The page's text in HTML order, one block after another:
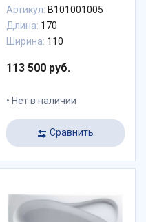
Артикул: B101001005
Длина: 170
Ширина: 110
113 500 руб.
Нет в наличии
Сравнить